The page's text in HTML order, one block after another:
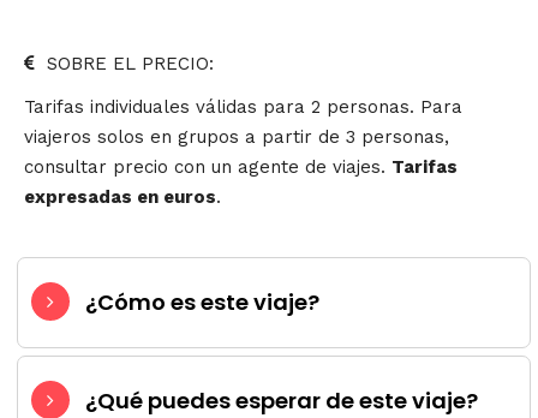
SOBRE EL PRECIO:
Tarifas individuales válidas para 2 personas. Para
viajeros solos en grupos a partir de 3 personas,
consultar precio con un agente de viajes. Tarifas
expresadas en euros.
¿Cómo es este viaje?
¿Qué puedes esperar de este viaje?